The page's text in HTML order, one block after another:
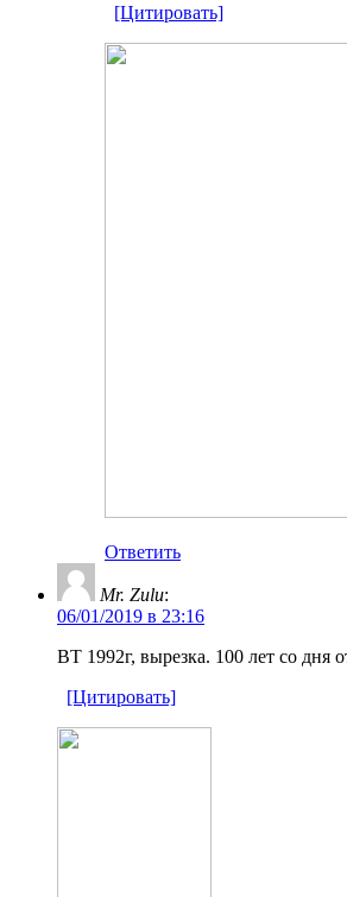
[Цитировать]
Ответить
Mr. Zulu:
06/01/2019 в 23:16
ВТ 1992г, вырезка. 100 лет со дня
[Цитировать]